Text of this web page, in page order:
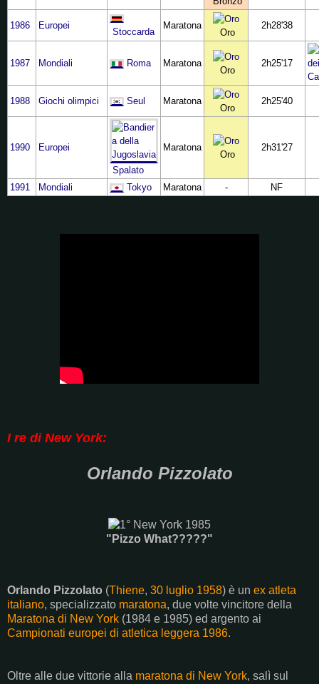
1986 Europei
Stoccarda
Maratona
Oro
2h28'38
1987 Mondiali Roma Maratona
Oro
2h25'17
1988 Giochi olimpici Seul Maratona
Oro
2h25'40
1990 Europei
Spalato
Maratona
Oro
2h31'27
1991 Mondiali Tokyo Maratona - NF
I re di New York:
Orlando Pizzolato
"Pizzo What?????"
Orlando Pizzolato (Thiene, 30 luglio 1958) è un ex atleta
italiano, specializzato maratona, due volte vincitore della
Maratona di New York (1984 e 1985) ed argento ai
Campionati europei di atletica leggera 1986.
Oltre alle due vittorie alla maratona di New York, salì sul